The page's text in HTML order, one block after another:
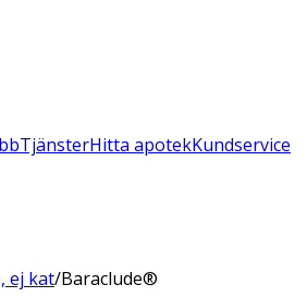
TjänsterHitta apotekKundservice
ej kat/Baraclude®